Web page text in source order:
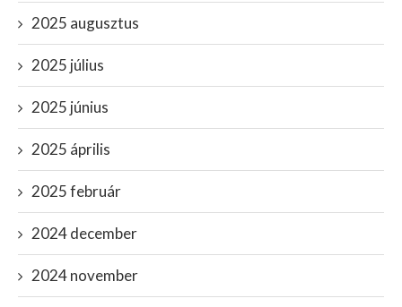
2025 augusztus
2025 július
2025 június
2025 április
2025 február
2024 december
2024 november